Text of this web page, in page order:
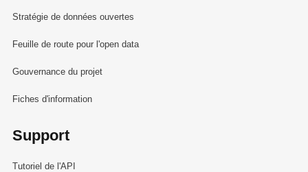
Stratégie de données ouvertes
Feuille de route pour l'open data
Gouvernance du projet
Fiches d'information
Support
Tutoriel de l'API